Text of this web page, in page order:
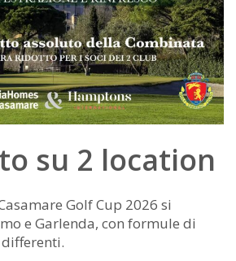
su 2 location
Golf Cup 2026 si
e Garlenda, con formule di